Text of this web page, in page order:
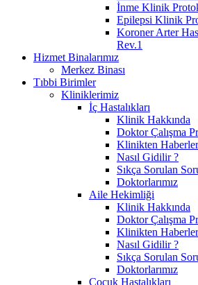
İnme Klinik
Epilepsi Klinik
Koroner Arter
Rev.1
Hizmet Binalarımız
Merkez Binası
Tıbbi Birimler
Kliniklerimiz
İç Hastalıkları
Klinik Hakkında
Doktor Çalışma
Klinikten Haberler
Nasıl Gidilir ?
Sıkça Sorulan
Doktorlarımız
Aile Hekimliği
Klinik Hakkında
Doktor Çalışma
Klinikten Haberler
Nasıl Gidilir ?
Sıkça Sorulan
Doktorlarımız
Çocuk Hastalıkları